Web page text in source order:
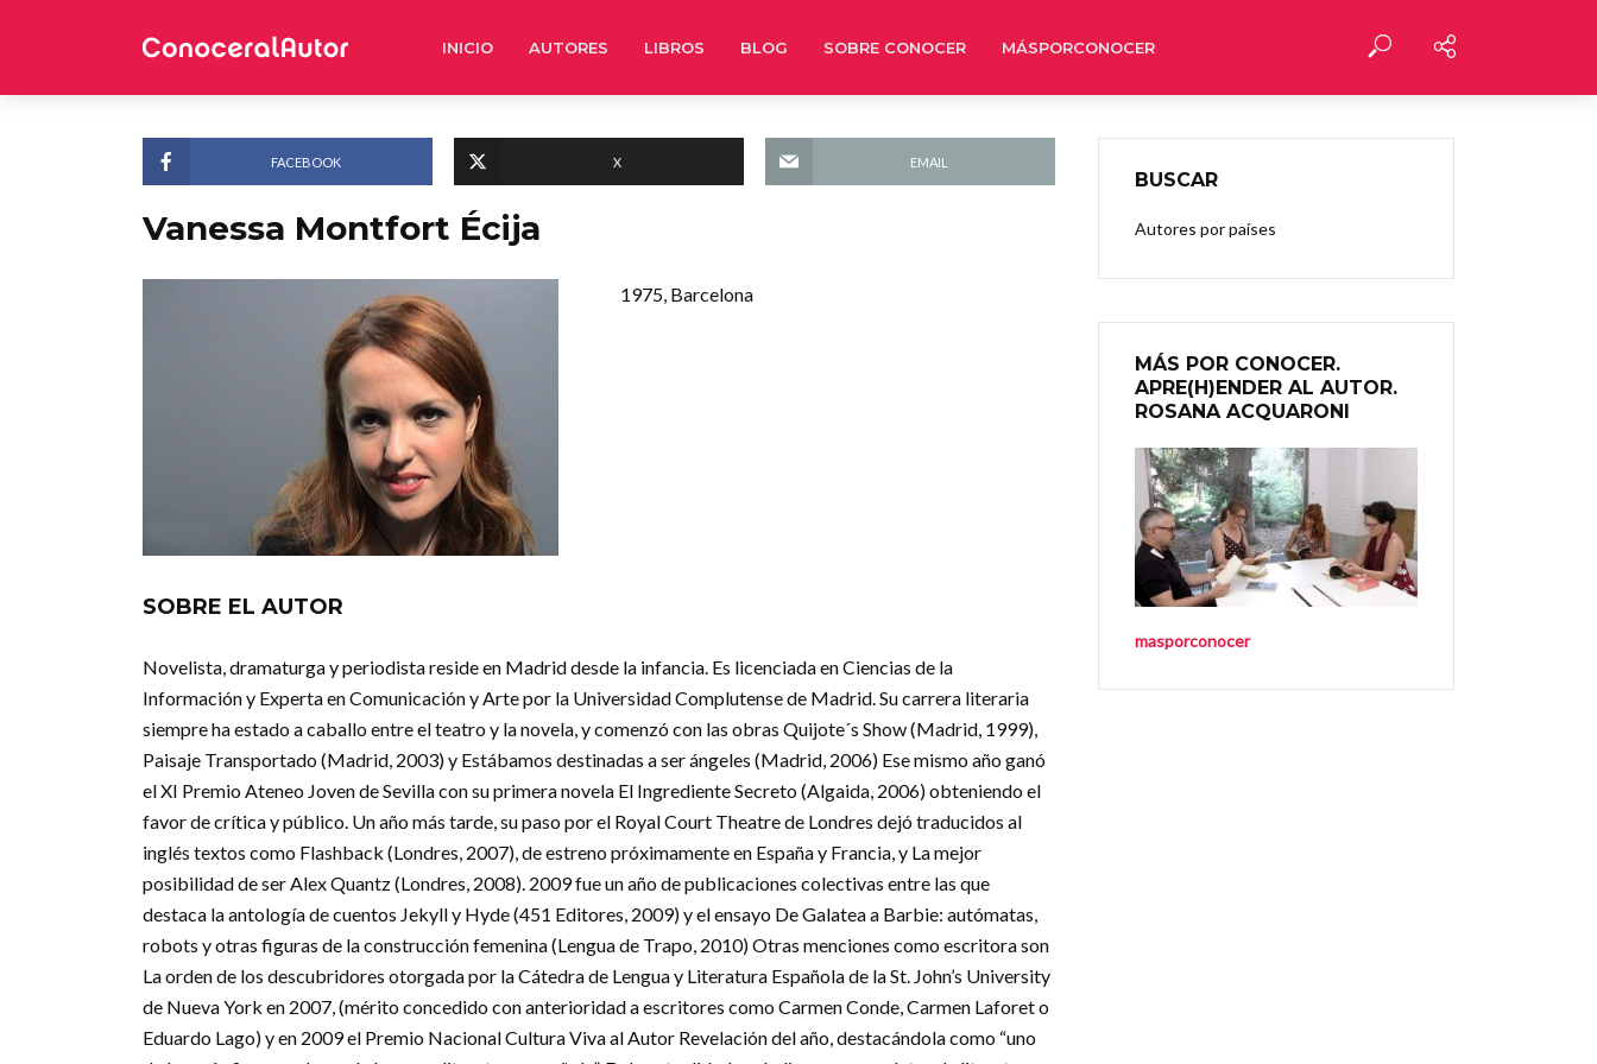
INICIO AUTORES LIBROS BLOG SOBRE CONOCER MÁSPORCONOCER
FACEBOOK X EMAIL
Vanessa Montfort Écija
1975, Barcelona
SOBRE EL AUTOR
Novelista, dramaturga y periodista reside en Madrid desde la infancia. Es licenciada en Ciencias de la
Información y Experta en Comunicación y Arte por la Universidad Complutense de Madrid. Su carrera literaria
siempre ha estado a caballo entre el teatro y la novela, y comenzó con las obras Quijote´s Show (Madrid, 1999),
Paisaje Transportado (Madrid, 2003) y Estábamos destinadas a ser ángeles (Madrid, 2006) Ese mismo año ganó
el XI Premio Ateneo Joven de Sevilla con su primera novela El Ingrediente Secreto (Algaida, 2006) obteniendo el
favor de crítica y público. Un año más tarde, su paso por el Royal Court Theatre de Londres dejó traducidos al
inglés textos como Flashback (Londres, 2007), de estreno próximamente en España y Francia, y La mejor
posibilidad de ser Alex Quantz (Londres, 2008). 2009 fue un año de publicaciones colectivas entre las que
destaca la antología de cuentos Jekyll y Hyde (451 Editores, 2009) y el ensayo De Galatea a Barbie: autómatas,
robots y otras figuras de la construcción femenina (Lengua de Trapo, 2010) Otras menciones como escritora son
La orden de los descubridores otorgada por la Cátedra de Lengua y Literatura Española de la St. John’s University
de Nueva York en 2007, (mérito concedido con anterioridad a escritores como Carmen Conde, Carmen Laforet o
Eduardo Lago) y en 2009 el Premio Nacional Cultura Viva al Autor Revelación del año, destacándola como “uno
BUSCAR
Autores por países
MÁS POR CONOCER.
APRE(H)ENDER AL AUTOR.
ROSANA ACQUARONI
masporconocer